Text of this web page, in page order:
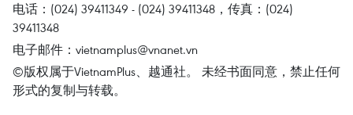
电话：(024) 39411349 - (024) 39411348，传真：(024)
39411348
电子邮件： vietnamplus@vnanet.vn
©版权属于VietnamPlus、越通社。 未经书面同意，禁止任何
形式的复制与转载。